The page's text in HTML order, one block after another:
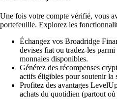
Une fois votre compte vérifié, vous
portefeuille. Explorez les
Échangez vos Broadridge
devises fiat ou tradez-les
monnaies disponibles.
Générez des récompenses
actifs éligibles pour soutenir la
Profitez des avantages
achats du quotidien (partout où